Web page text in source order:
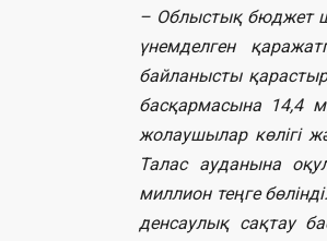
– Облыстық бюджет
үнемделген
байланысты
басқармасына 14,4
жолаушылар көлігі
Талас ауданына
миллион теңге
денсаулық сақтау